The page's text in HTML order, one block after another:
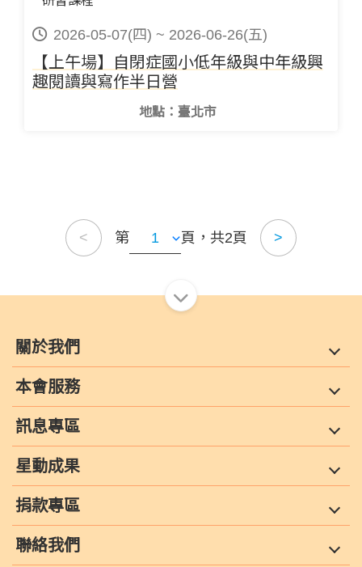
2026-05-07(四) ~ 2026-06-26(五)
【上午場】自閉症國小低年級與中年級興
趣閱讀與寫作半日營
地點：臺北市
< 第 頁，共2頁 >
關於我們
本會服務
訊息專區
星動成果
捐款專區
聯絡我們